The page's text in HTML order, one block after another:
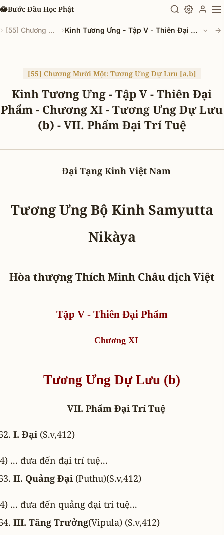
Chuyển đến nội dung chính
🪷Bước Đầu Học Phật
› [55] Chương Mười Một: Tương Ưng Dự Lưu [a,b] › Kinh Tương Ưng - Tập V - Thiên Ðại Phẩm - Chương XI - Tương Ưng Dự Lưu (b) - VII. Phẩm Ðại Trí Tuệ →
[55] Chương Mười Một: Tương Ưng Dự Lưu [a,b]
Kinh Tương Ưng - Tập V - Thiên Ðại
Phẩm - Chương XI - Tương Ưng Dự Lưu
(b) - VII. Phẩm Ðại Trí Tuệ
Đại Tạng Kinh Việt Nam
Tương Ưng Bộ Kinh Samyutta
Nikàya
Hòa thượng Thích Minh Châu dịch Việt
Tập V - Thiên Ðại Phẩm
Chương XI
Tương Ưng Dự Lưu (b)
VII. Phẩm Ðại Trí Tuệ
I. Ðại (S.v,412)
4) ... đưa đến đại trí tuệ...
II. Quảng Ðại (Puthu)(S.v,412)
4) ... đưa đến quảng đại trí tuệ...
III. Tăng Trưởng(Vipula) (S.v,412)